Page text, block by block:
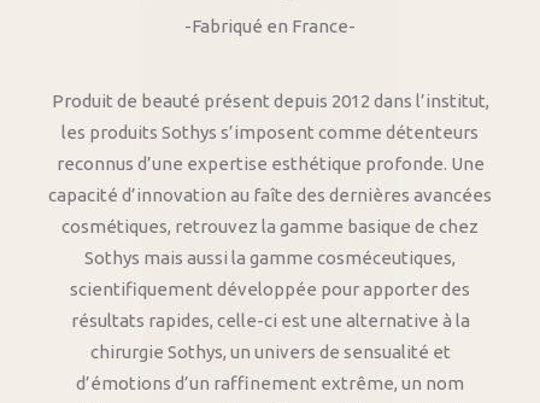
-Fabriqué en France-
Produit de beauté présent depuis 2012 dans l’institut,
les produits Sothys s’imposent comme détenteurs
reconnus d’une expertise esthétique profonde. Une
capacité d’innovation au faîte des dernières avancées
cosmétiques, retrouvez la gamme basique de chez
Sothys mais aussi la gamme cosméceutiques,
scientifiquement développée pour apporter des
résultats rapides, celle-ci est une alternative à la
chirurgie Sothys, un univers de sensualité et
d’émotions d’un raffinement extrême, un nom